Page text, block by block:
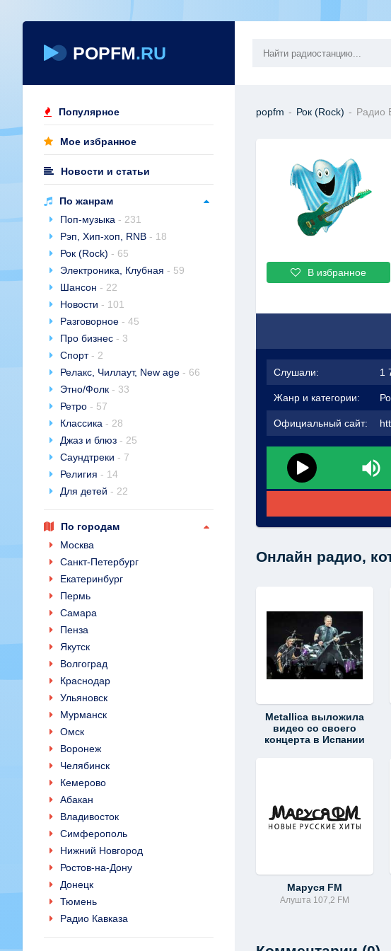
POPFM.RU
Популярное
Мое избранное
Новости и статьи
По жанрам
Поп-музыка - 231
Рэп, Хип-хоп, RNB - 18
Рок (Rock) - 65
Электроника, Клубная - 59
Шансон - 22
Новости - 101
Разговорное - 45
Про бизнес - 3
Спорт- 2
Релакс, Чиллаут, New age - 66
Этно/Фолк - 33
Ретро - 57
Классика - 28
Джаз и блюз - 25
Саундтреки - 7
Религия - 14
Для детей - 22
По городам
Москва
Санкт-Петербург
Екатеринбург
Пермь
Самара
Пенза
Якутск
Волгоград
Краснодар
Ульяновск
Мурманск
Омск
Воронеж
Челябинск
Кемерово
Абакан
Владивосток
Симферополь
Нижний Новгород
Ростов-на-Дону
Донецк
Тюмень
Радио Кавказа
popfm - Рок (Rock) - Радио
В избранное
Слушали: 1
Жанр и категории:
Официальный сайт:
Онлайн радио,
Metallica выложила
видео со своего
концерта в Испании
Маруся FM
Алушта 107,2 FM